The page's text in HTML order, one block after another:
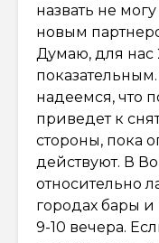
назвать не
новым
Думаю, для нас
надеемся, что
приведет к
стороны, пока
действуют. В
относительно
городах бары и
9-10 вечера.